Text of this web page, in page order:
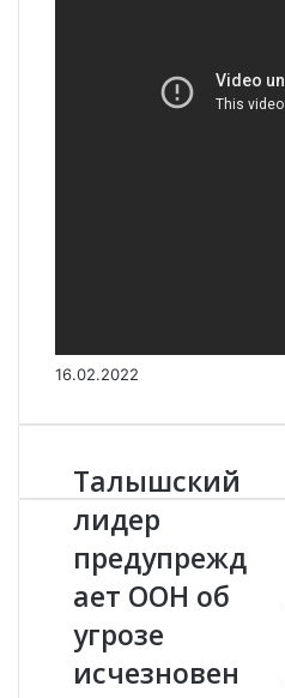
16.02.2022
Т
а
л
ы
ш
с
и
й
Талышский
лидер
предупрежд
ает ООН об
угрозе
исчезновен